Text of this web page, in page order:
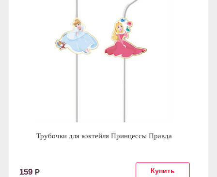
Трубочки для коктейля Принцессы Правда
159 Р